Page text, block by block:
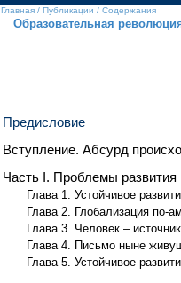
Главная / Публикации / Содержания
Образовательная
Предисловие
Вступление. Абсурд
Часть I. Проблемы развития
Глава 1. Устойчивое
Глава 2. Глобализация по-
Глава 3. Человек –
Глава 4. Письмо ныне
Глава 5. Устойчивое